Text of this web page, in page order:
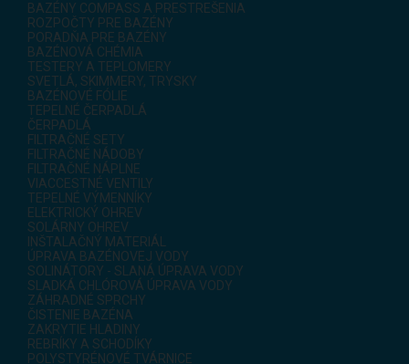
BAZÉNY COMPASS A PRESTREŠENIA
ROZPOČTY PRE BAZÉNY
PORADŇA PRE BAZÉNY
BAZÉNOVÁ CHÉMIA
TESTERY A TEPLOMERY
SVETLÁ, SKIMMERY, TRYSKY
BAZÉNOVÉ FÓLIE
TEPELNÉ ČERPADLÁ
ČERPADLÁ
FILTRAČNÉ SETY
FILTRAČNÉ NÁDOBY
FILTRAČNÉ NÁPLNE
VIACCESTNÉ VENTILY
TEPELNÉ VÝMENNÍKY
ELEKTRICKÝ OHREV
SOLÁRNY OHREV
INŠTALAČNÝ MATERIÁL
ÚPRAVA BAZÉNOVEJ VODY
SOLINÁTORY - SLANÁ ÚPRAVA VODY
SLADKÁ CHLÓROVÁ ÚPRAVA VODY
ZÁHRADNÉ SPRCHY
ČISTENIE BAZÉNA
ZAKRYTIE HLADINY
REBRÍKY A SCHODÍKY
POLYSTYRÉNOVÉ TVÁRNICE